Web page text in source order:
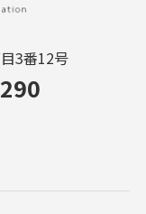
3番12号